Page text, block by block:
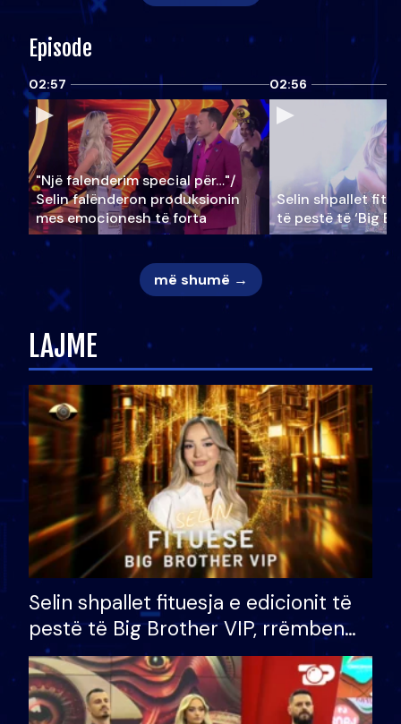
Episode
02:57
"Një falenderim special për…"/
Selin falënderon produksionin
mes emocionesh të forta
02:56
Selin shpallet
të pestë të ‘Big
më shumë →
LAJME
Selin shpallet fituesja e edicionit të
pestë të Big Brother VIP, rrëmben
çmimin e madh prej 100 mijë eurosh